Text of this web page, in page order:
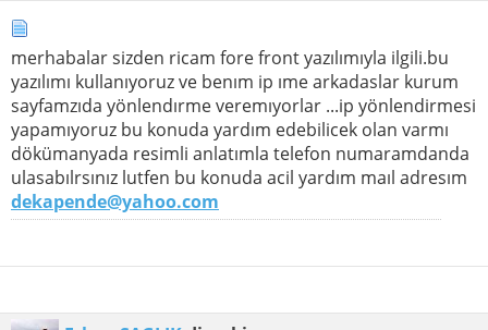
merhabalar sizden ricam fore front yazılımıyla ilgili.bu
yazılımı kullanıyoruz ve benım ip ıme arkadaslar kurum
sayfamzıda yönlendırme veremıyorlar ...ip yönlendirmesi
yapamıyoruz bu konuda yardım edebilicek olan varmı
dökümanyada resimli anlatımla telefon numaramdanda
ulasabılrsınız lutfen bu konuda acil yardım maıl adresım
dekapende@yahoo.com